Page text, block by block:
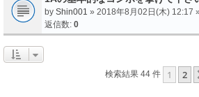
by Shin001 » 2018年8月02日(木) 12:17
返信数: 0
検索結果 44 件 1 2